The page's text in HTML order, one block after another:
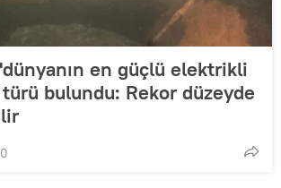
en güçlü elektrikli
türü bulundu: Rekor düzeyde